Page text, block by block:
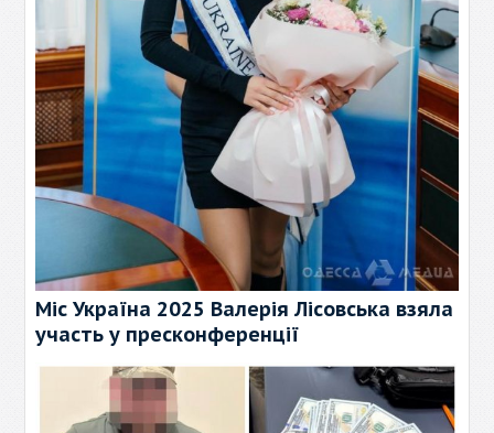
Міс Україна 2025 Валерія Лісовська взяла
участь у пресконференції